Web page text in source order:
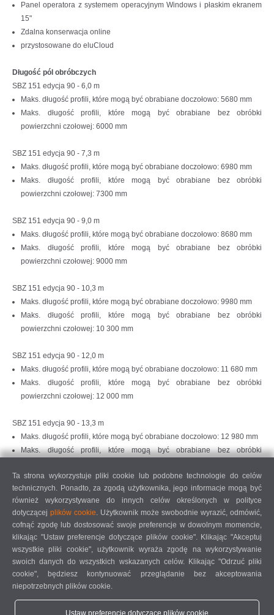
Panel operatora z systemem operacyjnym Windows i płaskim ekranem
15"
Zdalna konserwacja online
przystosowane do eluCloud
Długość pól obróbczych
SBZ 151 edycja 90 - 6,0 m
Maks. długość profili, które mogą być obrabiane doczołowo: 5680 mm
Maks. długość profili, które mogą być obrabiane bez obróbki
powierzchni czołowej: 6000 mm
SBZ 151 edycja 90 - 7,3 m
Maks. długość profili, które mogą być obrabiane doczołowo: 6980 mm
Maks. długość profili, które mogą być obrabiane bez obróbki
powierzchni czołowej: 7300 mm
SBZ 151 edycja 90 - 9,0 m
Maks. długość profili, które mogą być obrabiane doczołowo: 8680 mm
Maks. długość profili, które mogą być obrabiane bez obróbki
powierzchni czołowej: 9000 mm
SBZ 151 edycja 90 - 10,3 m
Maks. długość profili, które mogą być obrabiane doczołowo: 9980 mm
Maks. długość profili, które mogą być obrabiane bez obróbki
powierzchni czołowej: 10 300 mm
SBZ 151 edycja 90 - 12,0 m
Maks. długość profili, które mogą być obrabiane doczołowo: 11 680 mm
Maks. długość profili, które mogą być obrabiane bez obróbki
powierzchni czołowej: 12 000 mm
SBZ 151 edycja 90 - 13,3 m
Maks. długość profili, które mogą być obrabiane doczołowo: 12 980 mm
Maks. długość profili, które mogą być obrabiane bez obróbki
SBZ 151 edycja 90 - 15,0 m
Maks. długość profili, które mogą być obrabiane doczołowo: 14 680 mm
Maks. długość profili, które mogą być obrabiane bez obróbki
powierzchni czołowej: 15 000 mm
SBZ 151 edycja 90 - 16,3 m
Maks. długość profili, które mogą być obrabiane doczołowo: 15 980 mm
Maks. długość profili, które mogą być obrabiane bez obróbki
powierzchni czołowej: 16 300 mm
Ta strona wykorzystuje pliki cookie lub podobne technologie do celów
technicznych. Ponadto, za zgodą użytkownika, jego informacje mogą być
również wykorzystywane do innych celów określonych w polityce
dotyczącej plików cookie. Użytkownik może swobodnie wyrazić, odmówić,
cofnąć zgodę lub dostosować swoje preferencje w dowolnym momencie,
klikając "Ustaw preferencje dotyczące plików cookie". Klikając "Akceptuj
wszystkie pliki cookie", użytkownik wyraża zgodę na wykorzystywanie
swoich danych do wszystkich wskazanych celów. Klikając "Odrzuć pliki
cookie", będziesz kontynuować przeglądanie bez akceptowania
niepotrzebnych plików cookie.
Ustaw preferencje dotyczące plików cookie